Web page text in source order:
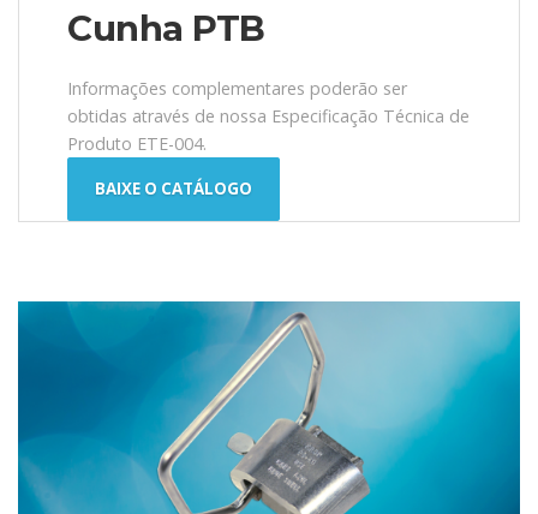
Cunha PTB
Informações complementares poderão ser
obtidas através de nossa Especificação Técnica de
Produto ETE-004.
BAIXE O CATÁLOGO